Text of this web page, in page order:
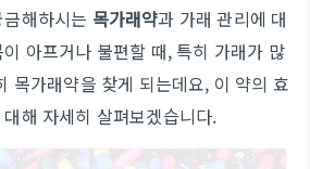
해하시는 목가래약과 가래 관리에 대
아프거나 불편할 때, 특히 가래가 많
목가래약을 찾게 되는데요, 이 약의 효
해 자세히 살펴보겠습니다.